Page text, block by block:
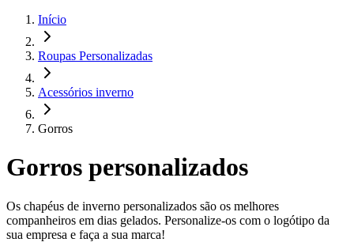
Início
Roupas Personalizadas
Acessórios inverno
Gorros
Gorros personalizados
Os chapéus de inverno personalizados são os melhores
companheiros em dias gelados. Personalize-os com o logótipo da
sua empresa e faça a sua marca!